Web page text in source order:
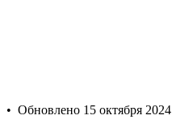
• Обновлено 15 октября 2024